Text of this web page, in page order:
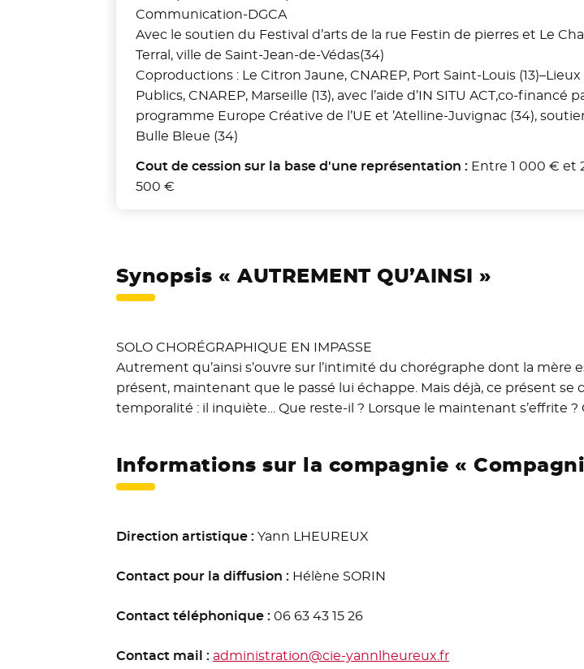
Communication-DGCA
Avec le soutien du Festival d’arts de la rue Festin de pierres et Le
Terral, ville de Saint-Jean-de-Védas(34)
Coproductions : Le Citron Jaune, CNAREP, Port Saint-Louis (13)–Lieux
Publics, CNAREP, Marseille (13), avec l’aide d’IN SITU ACT,co-financé
programme Europe Créative de l’UE et ’Atelline-Juvignac (34),
Bulle Bleue (34)
Cout de cession sur la base d'une représentation : Entre 1 000 € et
500 €
Synopsis « AUTREMENT QU’AINSI »
SOLO CHORÉGRAPHIQUE EN IMPASSE
Autrement qu’ainsi s’ouvre sur l’intimité du chorégraphe dont la mère
présent, maintenant que le passé lui échappe. Mais déjà, ce présent se
temporalité : il inquiète… Que reste-il ? Lorsque le maintenant s’effrite
Informations sur la compagnie «
Direction artistique : Yann LHEUREUX
Contact pour la diffusion : Hélène SORIN
Contact téléphonique : 06 63 43 15 26
Contact mail : administration@cie-yannlheureux.fr